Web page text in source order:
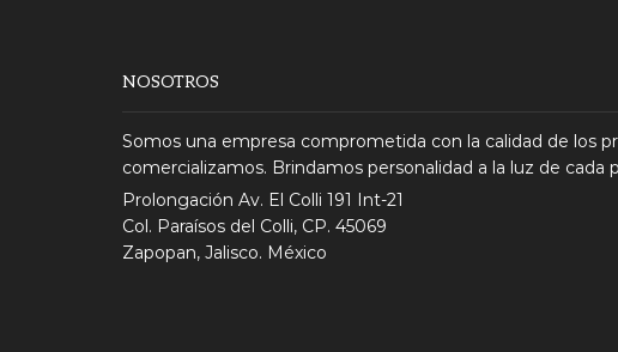
NOSOTROS
Somos una empresa comprometida con la calidad de los
comercializamos. Brindamos personalidad a la luz de cada
Prolongación Av. El Colli 191 Int-21
Col. Paraísos del Colli, CP. 45069
Zapopan, Jalisco. México